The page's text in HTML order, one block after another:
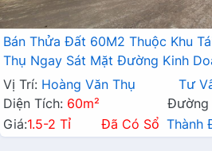
Bán Thửa Đất 60M2 Thuộc Khu
Thụ Ngay Sát Mặt Đường Kinh
Vị Trí: Hoàng Văn Thụ Tư
Diện Tích: 60m²
Đường
Giá:1.5-2 Tỉ Đã Có Sổ Thành